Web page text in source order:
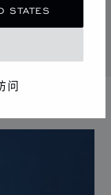
STATES
问